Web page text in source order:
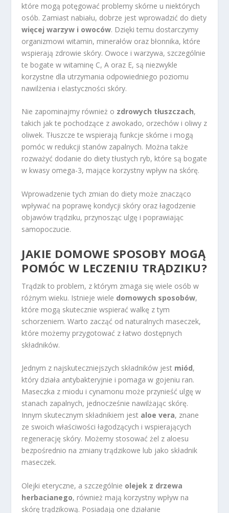
które mogą potęgować problemy skórne u niektórych
osób. Zamiast nabiału, dobrze jest wprowadzić do diety
więcej warzyw i owoców. Dzięki temu dostarczymy
organizmowi witamin, minerałów oraz błonnika, które
wspierają zdrowie skóry. Owoce i warzywa, szczególnie
te bogate w witaminę C, A oraz E, są niezwykle
korzystne dla utrzymania odpowiedniego poziomu
nawilżenia i elastyczności skóry.
Nie zapominajmy również o zdrowych tłuszczach,
takich jak te pochodzące z awokado, orzechów i oliwy z
oliwek. Tłuszcze te wspierają funkcje skórne i mogą
pomóc w redukcji stanów zapalnych. Można także
rozważyć dodanie do diety tłustych ryb, które są bogate
w kwasy omega-3, mające korzystny wpływ na skórę.
Wprowadzenie tych zmian do diety może znacząco
wpływać na poprawę kondycji skóry oraz łagodzenie
objawów trądziku, przynosząc ulgę i poprawiając
samopoczucie.
JAKIE DOMOWE SPOSOBY MOGĄ
POMÓC W LECZENIU TRĄDZIKU?
Trądzik to problem, z którym zmaga się wiele osób w
różnym wieku. Istnieje wiele domowych sposobów,
które mogą skutecznie wspierać walkę z tym
schorzeniem. Warto zacząć od naturalnych maseczek,
które możemy przygotować z łatwo dostępnych
składników.
Jednym z najskuteczniejszych składników jest miód,
który działa antybakteryjnie i pomaga w gojeniu ran.
Maseczka z miodu i cynamonu może przynieść ulgę w
stanach zapalnych, jednocześnie nawilżając skórę.
Innym skutecznym składnikiem jest aloe vera, znane
ze swoich właściwości łagodzących i wspierających
regenerację skóry. Możemy stosować żel z aloesu
bezpośrednio na zmiany trądzikowe lub jako składnik
maseczek.
Olejki eteryczne, a szczególnie olejek z drzewa
herbacianego, również mają korzystny wpływ na
skórę trądzikową. Posiadają one działanie